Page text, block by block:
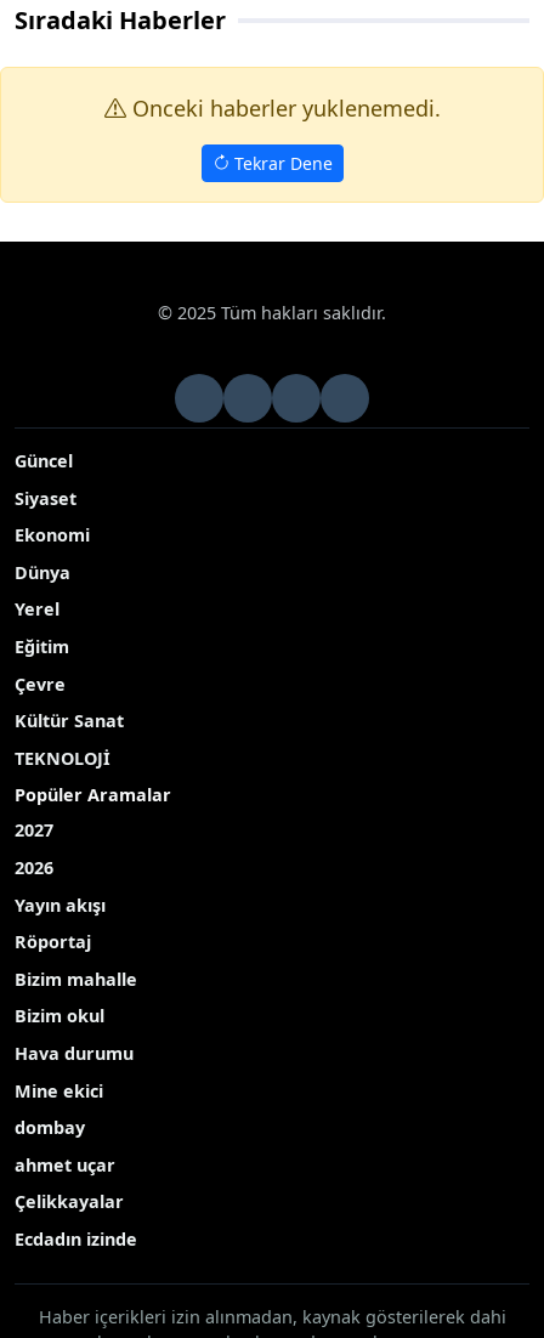
Sıradaki Haberler
Onceki haberler yuklenemedi.
Tekrar Dene
© 2025 Tüm hakları saklıdır.
Güncel
Siyaset
Ekonomi
Dünya
Yerel
Eğitim
Çevre
Kültür Sanat
TEKNOLOJİ
Popüler Aramalar
2027
2026
Yayın akışı
Röportaj
Bizim mahalle
Bizim okul
Hava durumu
Mine ekici
dombay
ahmet uçar
Çelikkayalar
Ecdadın izinde
Haber içerikleri izin alınmadan, kaynak gösterilerek dahi